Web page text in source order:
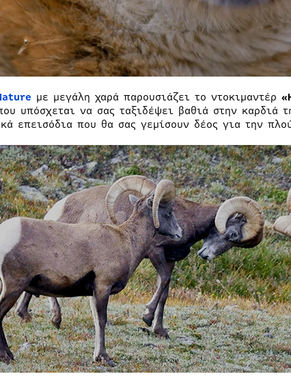
με μεγάλη χαρά παρουσιάζει το ντοκιμαντέρ
υπόσχεται να σας ταξιδέψει βαθιά στην καρδιά
επεισόδια που θα σας γεμίσουν δέος για την